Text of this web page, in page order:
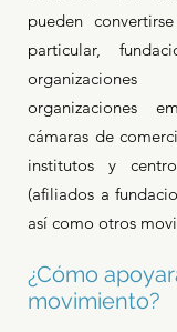
pueden
particular,
organizaciones
cámaras de
institutos y
(afiliados a
así como otros
¿Cómo
movimiento?